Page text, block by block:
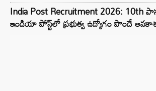
India Post Recruitment 2026: 10th
ఇండియా పోస్ట్‌లో ప్రభుత్వ ఉద్యోగం పొందే